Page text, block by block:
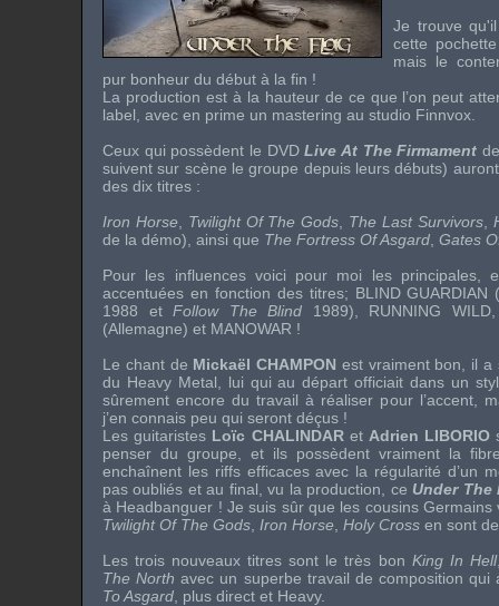
Je trouve
cette
mais le
pur bonheur du début à la fin !
La production est à la hauteur de ce que l’on peut
label, avec en prime un mastering au studio Finnvox
Ceux qui possèdent le DVD Live At The Firmament
suivent sur scène le groupe depuis leurs débuts)
des dix titres :
Iron Horse
Twilight Of The Gods The Last Survivors,
de la démo), ainsi que The Fortress Of Asgard Gates
Pour les influences voici pour moi les principales,
accentuées en fonction des titres; BLIND GUARDIAN
1988 et Follow The Blind 1989), RUNNING WILD
(Allemagne) et MANOWAR !
Le chant de Mickaël CHAMPON est vraiment bon, il a
du Heavy Metal , lui qui au départ officiait dans un
sûrement encore du travail à réaliser pour l’accent,
j’en connais peu qui seront déçus !
Les guitaristes Loïc CHALINDARet Adrien LIBORIO
penser du groupe, et ils possèdent vraiment la
enchaînent les riffsefficaces avec la régularité d’un
pas oubliés et au final, vu la production, ce Under The
à Headbanguer ! Je suis sûr que les cousins
Twilight Of The Gods Iron Horse Holy Cross en sont
Les trois nouveaux titres sont le très bon King In Hell
The North avec un superbe travail de composition qui
To Asgard , plus direct et Heavy.